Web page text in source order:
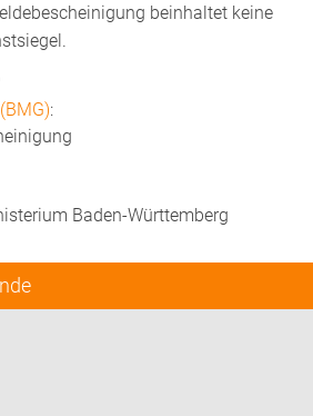
beinhaltet keine
:
Baden-Württemberg